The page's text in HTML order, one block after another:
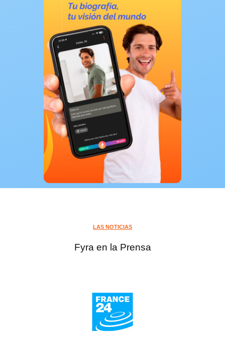
LAS NOTICIAS
Fyra en la Prensa